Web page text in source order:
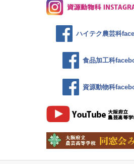
ハイテク農芸科
食品加工科
資源動物科